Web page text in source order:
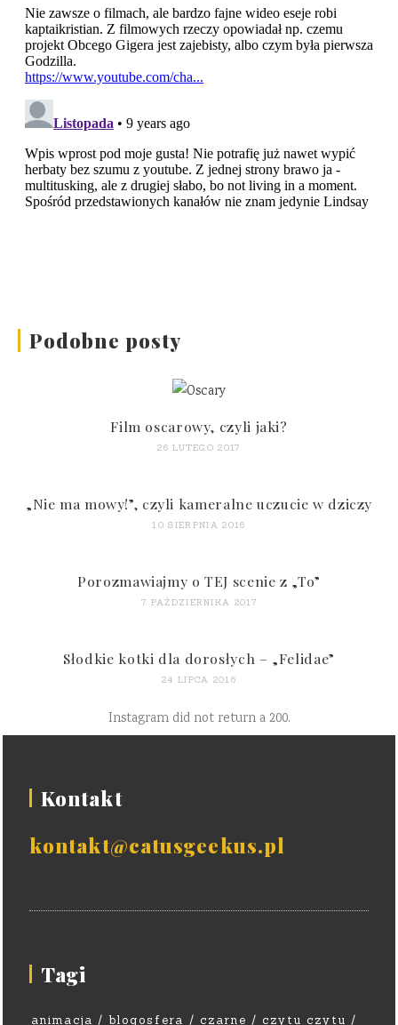
Podobne posty
Film oscarowy, czyli jaki?
26 LUTEGO 2017
„Nie ma mowy!”, czyli kameralne uczucie w dziczy
10 SIERPNIA 2016
Porozmawiajmy o TEJ scenie z „To”
7 PAŹDZIERNIKA 2017
Słodkie kotki dla dorosłych – „Felidae”
24 LIPCA 2016
Instagram did not return a 200.
Kontakt
kontakt@catusgeekus.pl
Tagi
animacja blogosfera czarne
czytu czytu